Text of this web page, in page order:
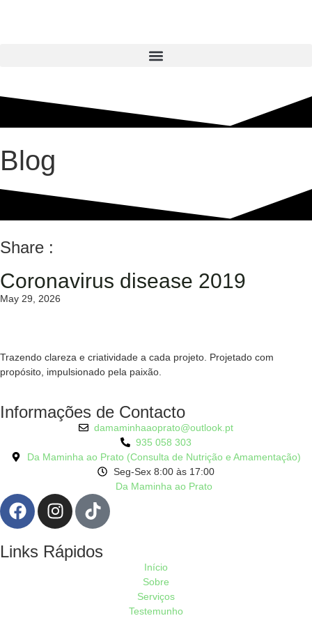
Blog
Share :
Coronavirus disease 2019
May 29, 2026
Trazendo clareza e criatividade a cada projeto. Projetado com
propósito, impulsionado pela paixão.
Informações de Contacto
damaminhaaoprato@outlook.pt
935 058 303
Da Maminha ao Prato (Consulta de Nutrição e Amamentação)
Seg-Sex 8:00 às 17:00
Da Maminha ao Prato
Links Rápidos
Início
Sobre
Serviços
Testemunho